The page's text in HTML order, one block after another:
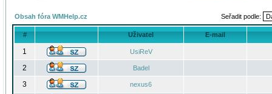
Obsah fóra WMHelp.cz Seřadit podle:
# Uživatel E-mail
1 UsiReV
2 Badel
3 nexus6